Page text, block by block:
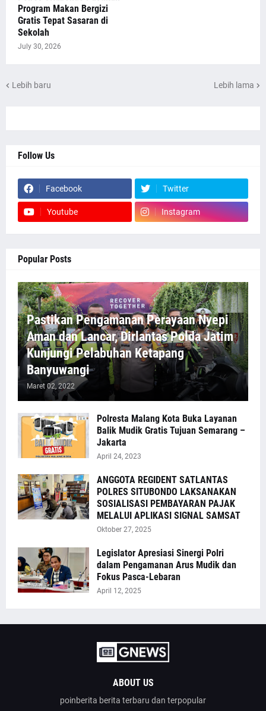
Program Makan Bergizi
Gratis Tepat Sasaran di
Sekolah
July 30, 2026
Lebih baru Lebih lama
Follow Us
Facebook Twitter
Youtube Instagram
Popular Posts
Pastikan Pengamanan Perayaan Nyepi
Aman dan Lancar, Dirlantas Polda Jatim
Kunjungi Pelabuhan Ketapang
Banyuwangi
Maret 02, 2022
Polresta Malang Kota Buka Layanan
Balik Mudik Gratis Tujuan Semarang –
Jakarta
April 24, 2023
ANGGOTA REGIDENT SATLANTAS
POLRES SITUBONDO LAKSANAKAN
SOSIALISASI PEMBAYARAN PAJAK
MELALUI APLIKASI SIGNAL SAMSAT
Oktober 27, 2025
Legislator Apresiasi Sinergi Polri
dalam Pengamanan Arus Mudik dan
Fokus Pasca-Lebaran
April 12, 2025
ABOUT US
poinberita berita terbaru dan terpopular